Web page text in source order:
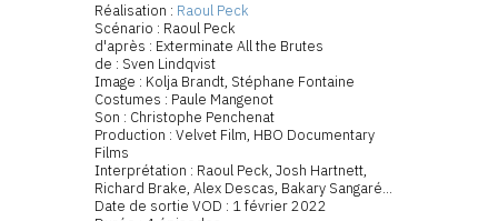
Réalisation : Raoul Peck
Scénario : Raoul Peck
d'après : Exterminate All the Brutes
de : Sven Lindqvist
Image : Kolja Brandt, Stéphane Fontaine
Costumes : Paule Mangenot
Son : Christophe Penchenat
Production : Velvet Film, HBO Documentary
Films
Interprétation : Raoul Peck, Josh Hartnett,
Richard Brake, Alex Descas, Bakary Sangaré...
Date de sortie VOD : 1 février 2022